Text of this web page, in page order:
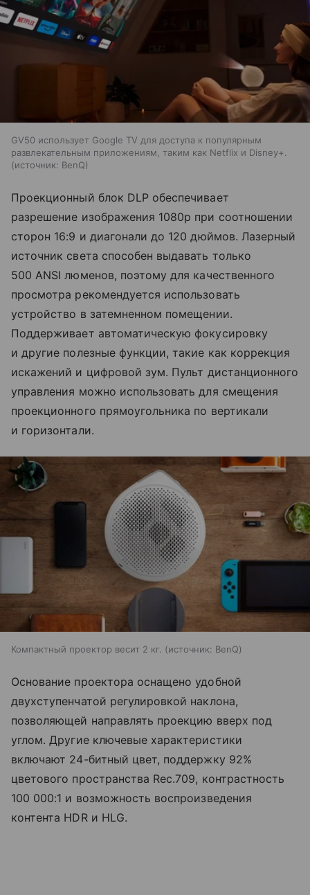
GV50 использует Google TV для доступа к популярным
развлекательным приложениям, таким как Netflix и Disney+.
источник: BenQ
Проекционный блок DLP обеспечивает
разрешение изображения 1080p при соотношении
сторон 16:9 и диагонали до 120 дюймов. Лазерный
источник света способен выдавать только
500 ANSI люменов, поэтому для качественного
просмотра рекомендуется использовать
устройство в затемненном помещении.
Поддерживает автоматическую фокусировку
и другие полезные функции, такие как коррекция
искажений и цифровой зум. Пульт дистанционного
управления можно использовать для смещения
проекционного прямоугольника по вертикали
и горизонтали.
Компактный проектор весит 2 кг. источник: BenQ
Основание проектора оснащено удобной
двухступенчатой регулировкой наклона,
позволяющей направлять проекцию вверх под
углом. Другие ключевые характеристики
включают 24-битный цвет, поддержку 92%
цветового пространства Rec.709, контрастность
100 000:1 и возможность воспроизведения
контента HDR и HLG.